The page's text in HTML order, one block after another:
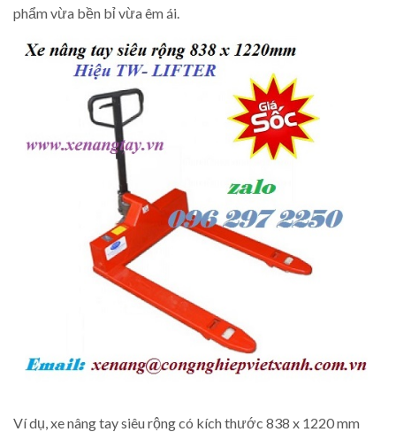
phẩm vừa bền bỉ vừa êm ái.
Ví dụ, xe nâng tay siêu rộng có kích thước 838 x 1220 mm